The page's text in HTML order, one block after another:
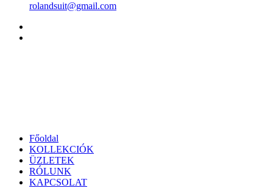
rolandsuit@gmail.com
Főoldal
KOLLEKCIÓK
ÜZLETEK
RÓLUNK
KAPCSOLAT